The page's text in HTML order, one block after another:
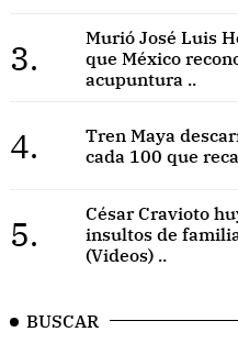
3.
Murió José Luis
que México
acupuntura ..
4.
Tren Maya
cada 100 que
5.
César Cravioto
insultos de
(Videos) ..
BUSCAR